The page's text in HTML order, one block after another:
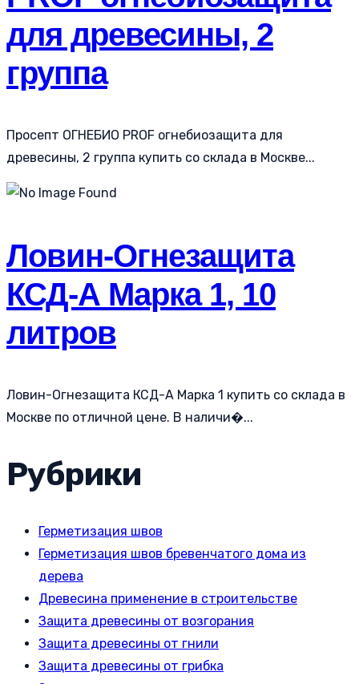
для древесины, 2
группа
Просепт ОГНЕБИО PROF огнебиозащита для
древесины, 2 группа купить со склада в Москве...
Ловин-Огнезащита
КСД-А Марка 1, 10
литров
Ловин-Огнезащита КСД-А Марка 1 купить со склада в
Москве по отличной цене. В наличи�...
Рубрики
Герметизация швов
Герметизация швов бревенчатого дома из
дерева
Древесина применение в строительстве
Защита древесины от возгорания
Защита древесины от гнили
Защита древесины от грибка